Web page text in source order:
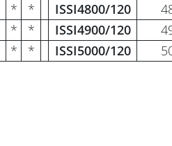
* * ISSI4800/120
* * ISSI4900/120
* * ISSI5000/120